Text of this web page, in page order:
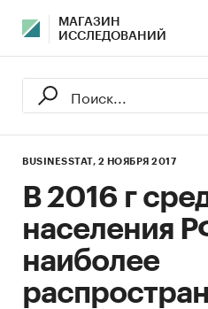
МАГАЗИН
ИССЛЕДОВАНИЙ
BUSINESSTAT, 2 НОЯБРЯ 2017
В 2016 г
населения
наиболее